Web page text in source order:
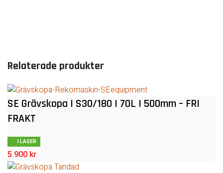
Relaterade produkter
SE Grävskopa | S30/180 | 70L | 500mm – FRI
FRAKT
I LAGER
5.900 kr